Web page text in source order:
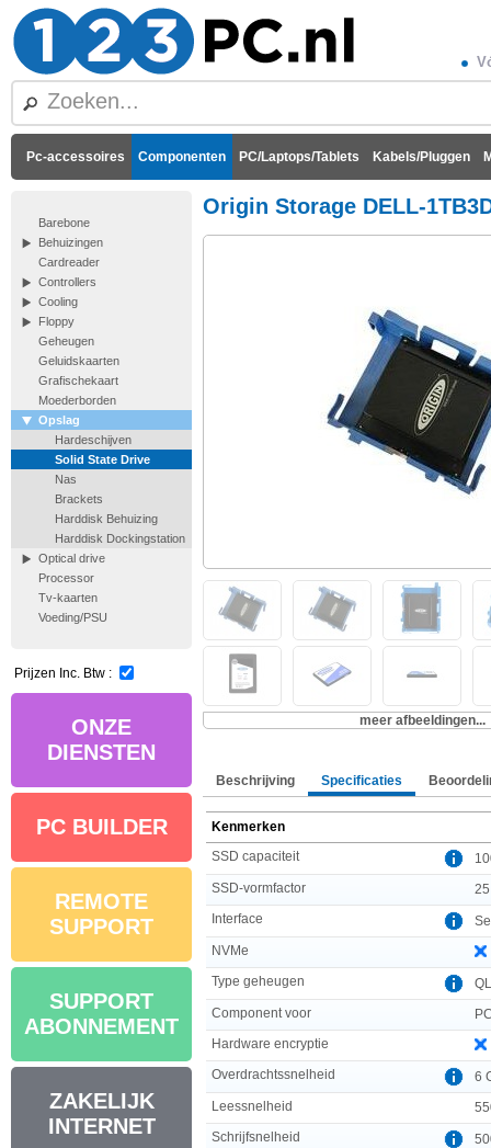
Pc-accessoires Componenten PC/Laptops/Tablets Kabels/Pluggen
Barebone
Behuizingen
Cardreader
Controllers
Cooling
Floppy
Geheugen
Geluidskaarten
Grafischekaart
Moederborden
Opslag
Hardeschijven
Solid State Drive
Nas
Brackets
Harddisk Behuizing
Harddisk Dockingstation
Optical drive
Processor
Tv-kaarten
Voeding/PSU
Prijzen Inc. Btw :
ONZE
DIENSTEN
PC BUILDER
REMOTE
SUPPORT
SUPPORT
ABONNEMENT
ZAKELIJK
INTERNET
Origin Storage DELL-
meer afbeeldingen...
Beschrijving Specificaties
Kenmerken
SSD capaciteit
SSD-vormfactor
25
Interface
NVMe
Type geheugen
Component voor
Hardware encryptie
Overdrachtssnelheid
6
Leessnelheid
Schrijfsnelheid